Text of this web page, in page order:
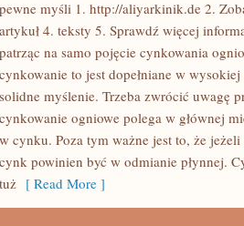
pewne myśli 1. http://aliyarkinik.de 2.
artykuł 4. teksty 5. Sprawdź więcej
patrząc na samo pojęcie cynkowania
cynkowanie to jest dopełniane w
solidne myślenie. Trzeba zwrócić uwagę
cynkowanie ogniowe polega w głównej
w cynku. Poza tym ważne jest to, że
cynk powinien być w odmianie płynnej.
tuż [ Read More ]